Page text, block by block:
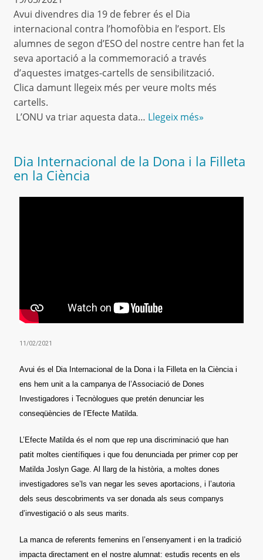
Avui divendres dia 19 de febrer és el Dia
internacional contra l’homofòbia en l’esport. Els
alumnes de segon d’ESO del nostre centre han fet la
seva aportació a la commemoració a través
d’aquestes imatges-cartells de sensibilització.
Clica damunt llegeix més per veure molts més
cartells.
L’ONU va triar aquesta data… Llegeix més»
Dia Internacional de la Dona i la Filleta
en la Ciència
11/02/2021
Avui és el Dia Internacional de la Dona i la Filleta en la Ciència i
ens hem unit a la campanya de l’Associació de Dones
Investigadores i Tecnòlogues que pretén denunciar les
conseqüències de l’Efecte Matilda.
L’Efecte Matilda és el nom que rep una discriminació que han
patit moltes científiques i que fou denunciada per primer cop per
Matilda Joslyn Gage. Al llarg de la història, a moltes dones
investigadores se’ls van negar les seves aportacions, i l’autoria
dels seus descobriments va ser donada als seus companys
d’investigació o als seus marits.
La manca de referents femenins en l’ensenyament i en la tradició
impacta directament en el nostre alumnat: estudis recents en els